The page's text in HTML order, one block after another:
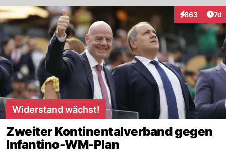
863
Interaktionen
7d
Widerstand wächst!
Zweiter Kontinentalverband gegen
Infantino-WM-Plan